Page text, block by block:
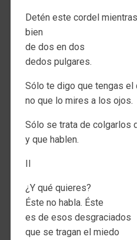
Detén este cordel
bien
de dos en dos
dedos pulgares.
Sólo te digo que tengas el
no que lo mires a los ojos.
Sólo se trata de colgarlos
y que hablen.
II
¿Y qué quieres?
Éste no habla. Éste
es de esos desgraciados
que se tragan el miedo